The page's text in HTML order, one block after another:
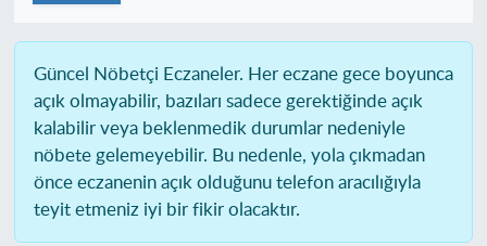
Güncel Nöbetçi Eczaneler. Her eczane gece boyunca
açık olmayabilir, bazıları sadece gerektiğinde açık
kalabilir veya beklenmedik durumlar nedeniyle
nöbete gelemeyebilir. Bu nedenle, yola çıkmadan
önce eczanenin açık olduğunu telefon aracılığıyla
teyit etmeniz iyi bir fikir olacaktır.